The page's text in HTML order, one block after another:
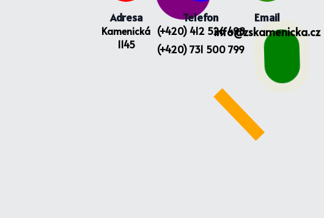
Adresa
Kamenická
1145
Telefon
(+420) 412 526 498
(+420) 731 500 799
Email
info@zskamenicka.cz